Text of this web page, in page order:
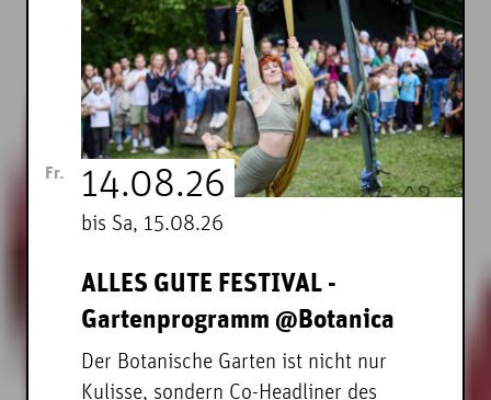
Fr. 14.08.26
bis Sa, 15.08.26
ALLES GUTE FESTIVAL -
Gartenprogramm @Botanica
Der Botanische Garten ist nicht nur
Kulisse, sondern Co-Headliner des